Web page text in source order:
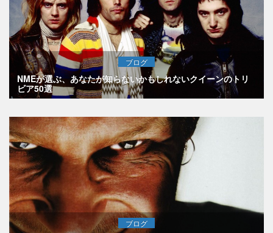
ブログ
NMEが選ぶ、あなたが知らないかもしれないクイーンのトリ
ビア50選
ブログ